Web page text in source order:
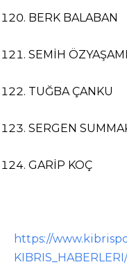
BERK BALABAN
SEMİH
TUĞBA ÇANKU
SERGEN
GARİP KOÇ
https://